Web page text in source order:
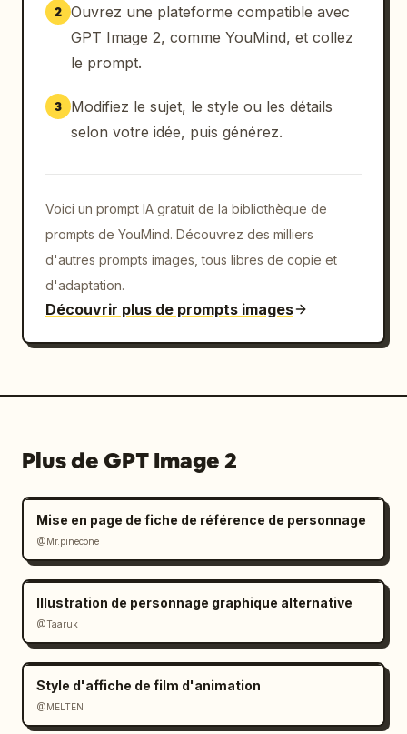
2 Ouvrez une plateforme compatible avec
GPT Image 2, comme YouMind, et collez
le prompt.
3
Modifiez le sujet, le style ou les détails
selon votre idée, puis générez.
Voici un prompt IA gratuit de la bibliothèque de
prompts de YouMind. Découvrez des milliers
d'autres prompts images, tous libres de copie et
d'adaptation.
Découvrir plus de prompts images
Plus de GPT Image 2
Mise en page de fiche de référence de personnage
@Mr.pinecone
Illustration de personnage graphique alternative
@Taaruk
Style d'affiche de film d'animation
@MELTEN